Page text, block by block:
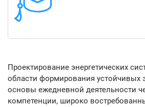
Проектирование энергетических
области формирования устойчивых
основы ежедневной деятельности
компетенции, широко